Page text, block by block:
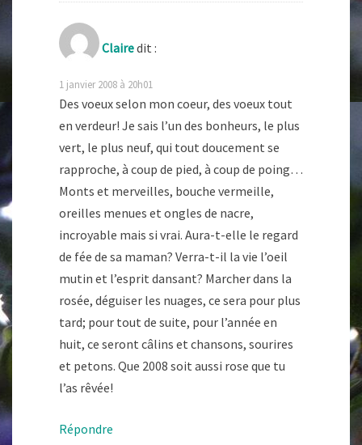
Clairedit :
1 janvier 2008 à 20h01
Des voeux selon mon coeur, des voeux tout
en verdeur! Je sais l’un des bonheurs, le plus
vert, le plus neuf, qui tout doucement se
rapproche, à coup de pied, à coup de poing…
Monts et merveilles, bouche vermeille,
oreilles menues et ongles de nacre,
incroyable mais si vrai. Aura-t-elle le regard
de fée de sa maman? Verra-t-il la vie l’oeil
mutin et l’esprit dansant? Marcher dans la
rosée, déguiser les nuages, ce sera pour plus
tard; pour tout de suite, pour l’année en
huit, ce seront câlins et chansons, sourires
et petons. Que 2008 soit aussi rose que tu
l’as rêvée!
Répondre